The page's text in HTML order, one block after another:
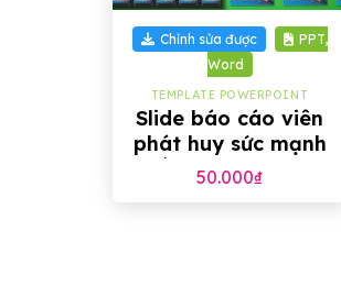
Chỉnh sửa được
PPT,
Word
TEMPLATE POWERPOINT
Slide báo cáo viên
phát huy sức mạnh
Thế Trận Lòng Dân,
50.000₫